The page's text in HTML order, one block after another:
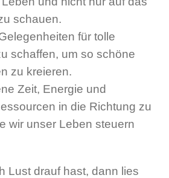
schauen.
für tolle
schaffen, um so schöne
zu kreieren.
Zeit, Energie und
in die Richtung zu
wir unser Leben steuern
Lust drauf hast, dann lies